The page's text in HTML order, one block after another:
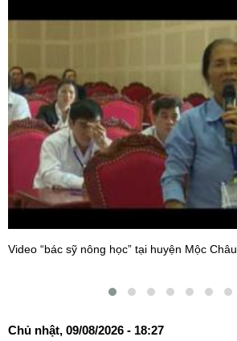
Video “bác sỹ nông học” tại huyện Mộc Châu
Chủ nhật, 09/08/2026 - 18:27